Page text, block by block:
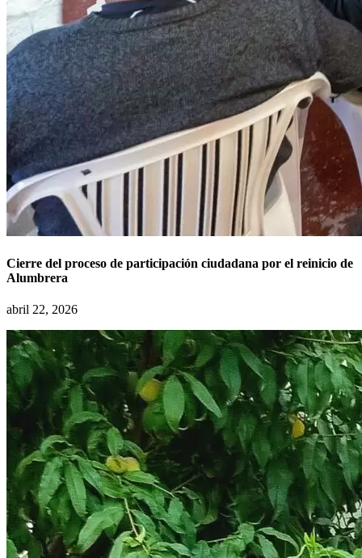
Cierre del proceso de participación ciudadana por el reinicio de
Alumbrera
abril 22, 2026